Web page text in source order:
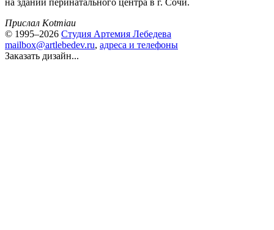
на здании перинатального центра в г. Сочи.
Прислал Kotmiau
© 1995–2026 Студия Артемия Лебедева
mailbox@artlebedev.ru, адреса и телефоны
Заказать дизайн...